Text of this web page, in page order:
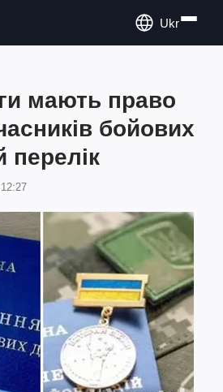
Ukr
мають право
бойових
перелік